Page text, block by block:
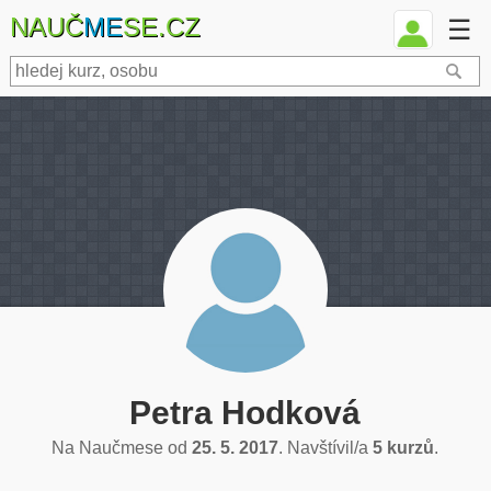
NAUČMESE.CZ ☰
Petra Hodková
Na Naučmese od25. 5. 2017. Navštívil/a5 kurzů.